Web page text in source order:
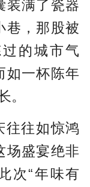
装满了瓷器
巷，那股被
的城市气
如一杯陈年
。
往往如惊鸿
场盛宴绝非
次“年味有